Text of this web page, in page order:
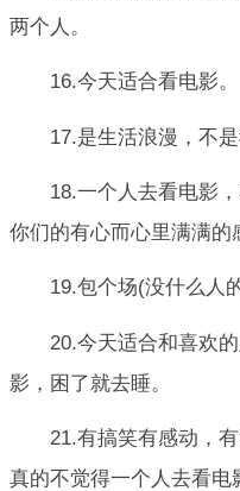
两个人。
16.今天适合看电影。
17.是生活浪漫，不是
18.一个人去看电影
你们的有心而心里满满的
19.包个场(没什么人
20.今天适合和喜欢
影，困了就去睡。
21.有搞笑有感动，
真的不觉得一个人去看